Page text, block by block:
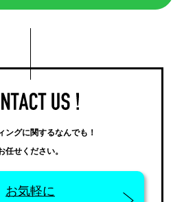
ングに関するなんでも！
任せください。
お気軽に